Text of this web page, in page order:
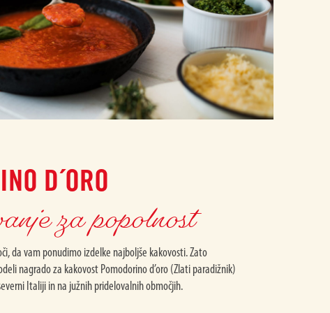
D´ORO
za popolnost
da vam ponudimo izdelke najboljše kakovosti. Zato
nagrado za kakovost Pomodorino d’oro (Zlati paradižnik)
Italiji in na južnih pridelovalnih območjih.